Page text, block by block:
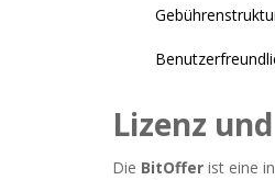
Lizenz
Die BitOffer ist eine